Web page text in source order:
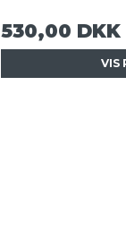
530,00 DKK
VIS